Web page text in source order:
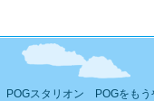
POGスタリオン POGをもう